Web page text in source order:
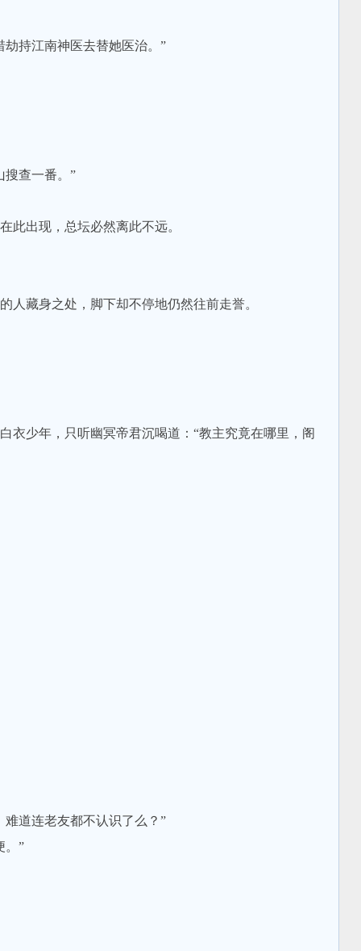
持江南神医去替她医治。”
查一番。”
出现，总坛必然离此不远。
藏身之处，脚下却不停地仍然往前走誉。
少年，只听幽冥帝君沉喝道：“教主究竟在哪里，阁
道连老友都不认识了么？”
。”